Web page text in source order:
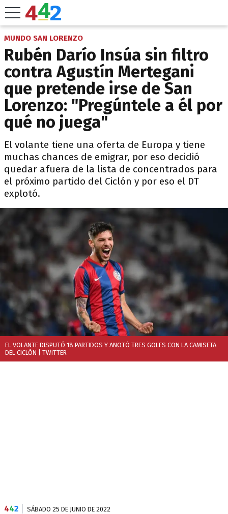
MUNDO SAN LORENZO
Rubén Darío Insúa sin filtro
contra Agustín Mertegani
que pretende irse de San
Lorenzo: "Pregúntele a él por
qué no juega"
El volante tiene una oferta de Europa y tiene
muchas chances de emigrar, por eso decidió
quedar afuera de la lista de concentrados para
el próximo partido del Ciclón y por eso el DT
explotó.
EL VOLANTE DISPUTÓ 18 PARTIDOS Y ANOTÓ TRES GOLES CON LA CAMISETA
DEL CICLÓN | TWITTER
442 SÁBADO 25 DE JUNIO DE 2022